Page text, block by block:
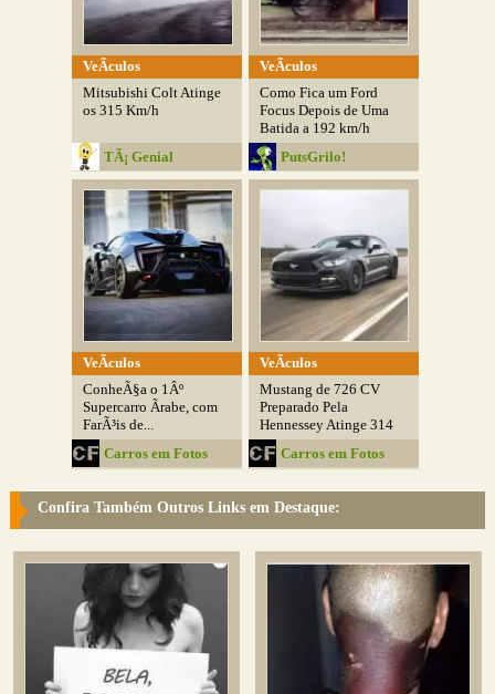
VeÃ­culos
Mitsubishi Colt Atinge
os 315 Km/h
TÃ¡ Genial
VeÃ­culos
Como Fica um Ford
Focus Depois de Uma
Batida a 192 km/h
PutsGrilo!
VeÃ­culos
ConheÃ§a o 1Âº
Supercarro Ãrabe, com
FarÃ³is de...
Carros em Fotos
VeÃ­culos
Mustang de 726 CV
Preparado Pela
Hennessey Atinge 314
KM/H
Carros em Fotos
Confira Também Outros Links em Destaque: